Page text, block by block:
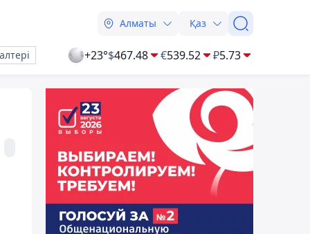
Алматы Қаз
+23°$467.48 €539.52 ₽5.73